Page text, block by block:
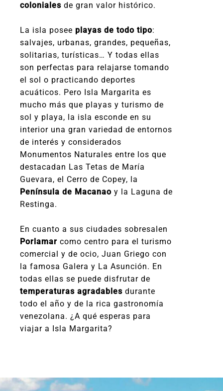
coloniales de gran valor histórico.
La isla posee playas de todo tipo:
salvajes, urbanas, grandes, pequeñas,
solitarias, turísticas… Y todas ellas
son perfectas para relajarse tomando
el sol o practicando deportes
acuáticos. Pero Isla Margarita es
mucho más que playas y turismo de
sol y playa, la isla esconde en su
interior una gran variedad de entornos
de interés y considerados
Monumentos Naturales entre los que
destacadan Las Tetas de María
Guevara, el Cerro de Copey, la
Península de Macanao y la Laguna de
Restinga.
En cuanto a sus ciudades sobresalen
Porlamar como centro para el turismo
comercial y de ocio, Juan Griego con
la famosa Galera y La Asunción. En
todas ellas se puede disfrutar de
temperaturas agradables durante
todo el año y de la rica gastronomía
venezolana. ¿A qué esperas para
viajar a Isla Margarita?